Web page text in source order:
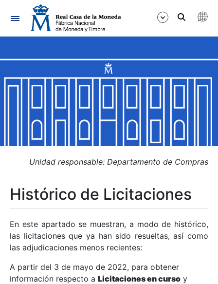
Navegación
Mostrar/Ocultar
Mostrar/Ocultar
Mostrar/Ocultar
Mostrar/Ocultar
Mostrar/Ocultar
Mostrar/Ocultar
Unidad responsable: Departamento de Compras
Histórico de Licitaciones
En este apartado se muestran, a modo de histórico,
las licitaciones que ya han sido resueltas, así como
las adjudicaciones menos recientes:
A partir del 3 de mayo de 2022, para obtener
información respecto a Licitaciones en curso y